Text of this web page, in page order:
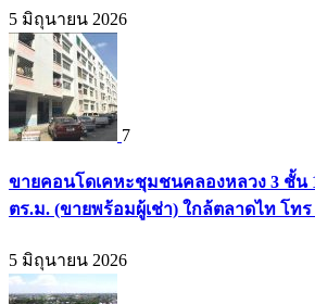
5 มิถุนายน 2026
7
ขายคอนโดเคหะชุมชนคลองหลวง 3 ชั้น
ตร.ม. (ขายพร้อมผู้เช่า) ใกล้ตลาดไท โทร
5 มิถุนายน 2026